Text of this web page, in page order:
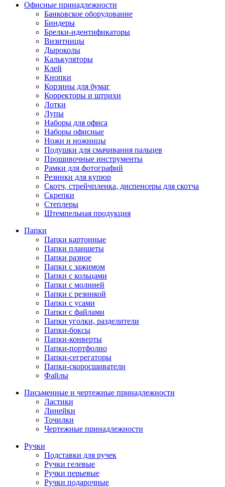
Офисные принадлежности
Банковское оборудование
Биндеры
Брелки-идентификаторы
Визитницы
Дыроколы
Калькуляторы
Клей
Кнопки
Корзины для бумаг
Корректоры и штрихи
Лотки
Лупы
Наборы для офиса
Наборы офисные
Ножи и ножницы
Подушки для смачивания пальцев
Прошивочные инструменты
Рамки для фотографий
Резинки для купюр
Скотч, стрейчпленка, диспенсеры для скотча
Скрепки
Степлеры
Штемпельная продукция
Папки
Папки картонные
Папки планшеты
Папки разное
Папки с зажимом
Папки с кольцами
Папки с молнией
Папки с резинкой
Папки с усами
Папки с файлами
Папки уголки, разделители
Папки-боксы
Папки-конверты
Папки-портфолио
Папки-сегрегаторы
Папки-скоросшиватели
Файлы
Письменные и чертежные принадлежности
Ластики
Линейки
Точилки
Чертежные принадлежности
Ручки
Подставки для ручек
Ручки гелевые
Ручки перьевые
Ручки подарочные